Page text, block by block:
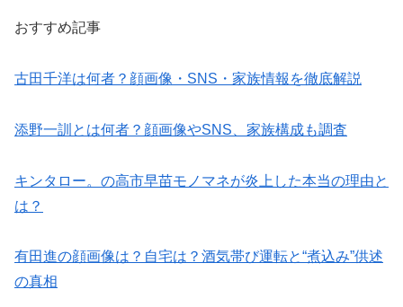
おすすめ記事
古田千洋は何者？顔画像・SNS・家族情報を徹底解説
添野一訓とは何者？顔画像やSNS、家族構成も調査
キンタロー。の高市早苗モノマネが炎上した本当の理由と
は？
有田進の顔画像は？自宅は？酒気帯び運転と“煮込み”供述
の真相